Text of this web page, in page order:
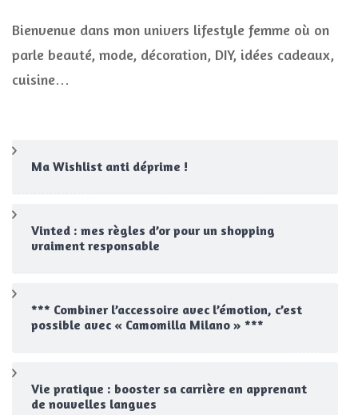
Bienvenue dans mon univers lifestyle femme où on
parle beauté, mode, décoration, DIY, idées cadeaux,
cuisine…
Ma Wishlist anti déprime !
Vinted : mes règles d’or pour un shopping
vraiment responsable
*** Combiner l’accessoire avec l’émotion, c’est
possible avec « Camomilla Milano » ***
Vie pratique : booster sa carrière en apprenant
de nouvelles langues